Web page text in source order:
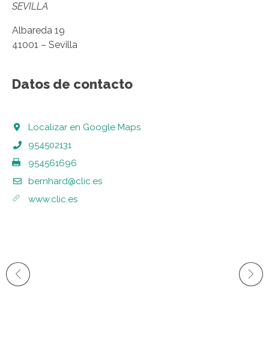
SEVILLA
Albareda 19
41001 – Sevilla
Datos de contacto
Localizar en Google Maps
954502131
954561696
bernhard@clic.es
www.clic.es